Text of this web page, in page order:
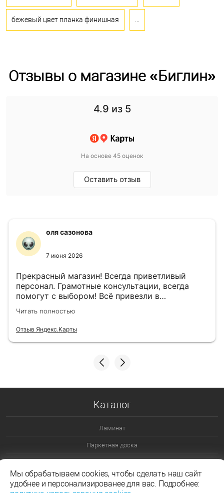
бежевый цвет планка финишная
Отзывы о магазине «Биглин»
4.9 из 5
На основе 45 оценок
Оставить отзыв
оля сазонова
7 июня 2026
Прекрасный магазин! Всегда приветливый
персонал. Грамотные консультации, всегда
помогут с выбором! Всё привезли в
назначенный день!
Читать полностью
Отзыв Яндекс.Карты
Каталог
Ламинат
Паркетная доска
Ламинат 33 класс
Мы обрабатываем cookies, чтобы сделать наш сайт
удобнее и персонализированее для вас. Подробнее: